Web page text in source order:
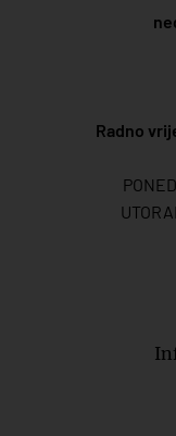
Radno